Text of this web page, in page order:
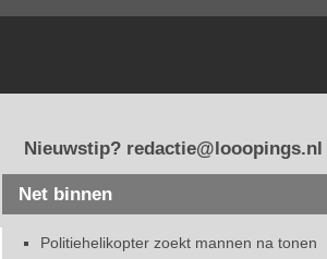
Nieuwstip? redactie@looopings.nl
Net binnen
Politiehelikopter zoekt mannen na tonen